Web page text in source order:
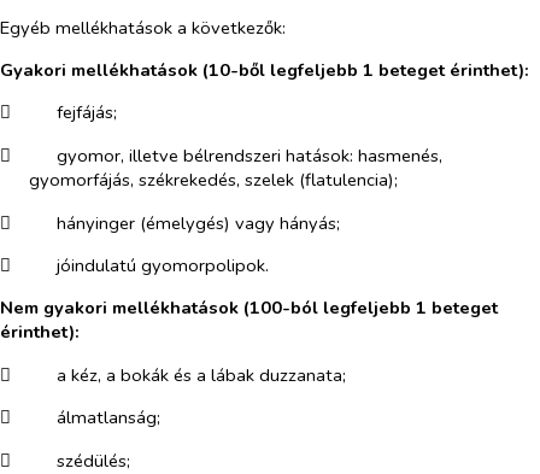
Egyéb mellékhatások a következők:
Gyakori mellékhatások (10-ből legfeljebb 1 beteget érinthet):
​
fejfájás;
​
gyomor, illetve bélrendszeri hatások: hasmenés,
gyomorfájás, székrekedés, szelek (flatulencia);
​
hányinger (émelygés) vagy hányás;
​
jóindulatú gyomorpolipok.
Nem gyakori mellékhatások (100-ból legfeljebb 1 beteget
érinthet):
​
a kéz, a bokák és a lábak duzzanata;
​
álmatlanság;
​
szédülés;